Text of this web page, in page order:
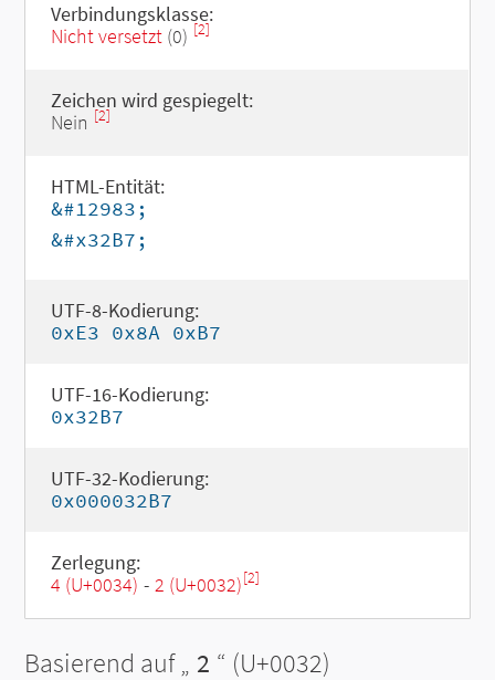
Verbindungsklasse:
Nicht versetzt(0) [2]
Zeichen wird gespiegelt:
Nein [2]
HTML-Entität:
&#12983;
&#x32B7;
UTF-8-Kodierung:
0xE3 0x8A 0xB7
UTF-16-Kodierung:
0x32B7
UTF-32-Kodierung:
0x000032B7
Zerlegung:
4 (U+0034) - 2 (U+0032)[2]
Basierend auf „ 2 “ (U+0032)